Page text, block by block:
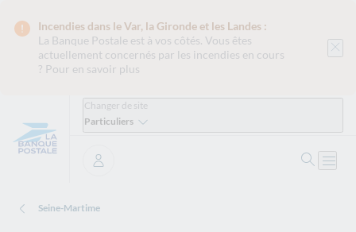
Incendies dans le Var, la Gironde et les Landes :
La Banque Postale est à vos côtés. Vous êtes
actuellement concernés par les incendies en cours
? Pour en savoir plus
Changer de site
Particuliers
Se connecter
Seine-Martime